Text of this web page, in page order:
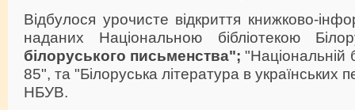
Відбулося урочисте відкриття книжково-
наданих Національною бібліотекою
білоруського письменства"; "Національній
85", та "Білоруська література в українських
НБУВ.